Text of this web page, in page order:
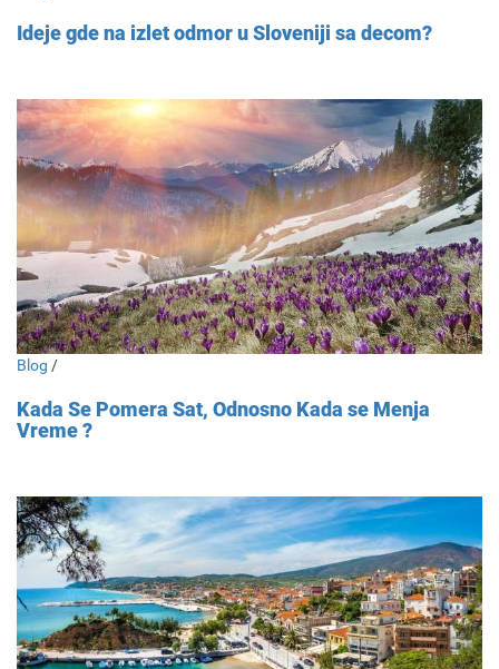
Ideje gde na izlet odmor u Sloveniji sa decom?
Blog /
Kada Se Pomera Sat, Odnosno Kada se Menja
Vreme ?